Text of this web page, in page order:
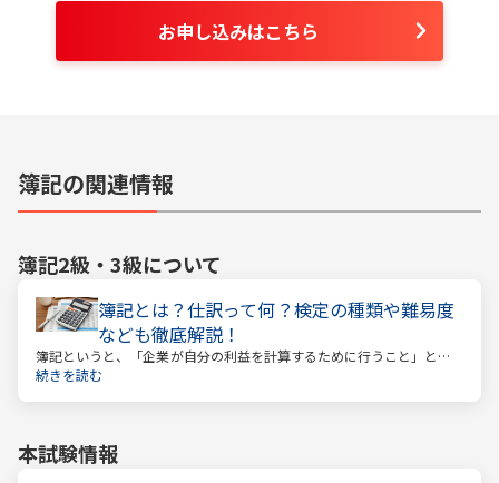
お申し込みはこちら
簿記の関連情報
簿記2級・3級について
簿記とは？仕訳って何？検定の種類や難易度
なども徹底解説！
簿記というと、「企業が自分の利益を計算するために行うこと」とい
うイメージがあるかもしれません。しかし、それはほんの一側面に過
続きを読む
本試験情報